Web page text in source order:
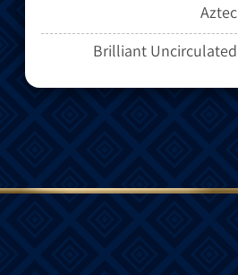
Aztec
Brilliant Uncirculated